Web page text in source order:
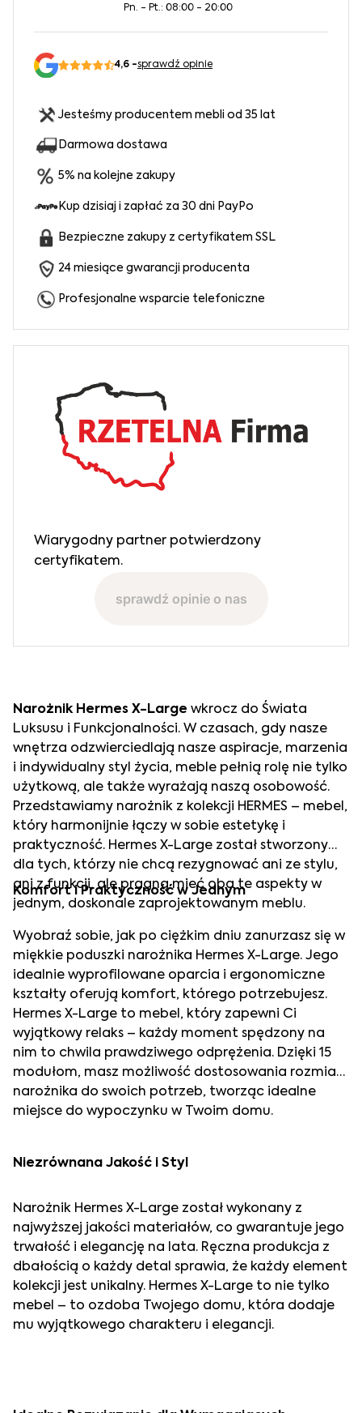
Pn. - Pt.: 08:00 - 20:00
4,6 -sprawdź opinie
Jesteśmy producentem mebli od 35 lat
Darmowa dostawa
5% na kolejne zakupy
Kup dzisiaj i zapłać za 30 dni PayPo
Bezpieczne zakupy z certyfikatem SSL
24 miesiące gwarancji producenta
Profesjonalne wsparcie telefoniczne
Wiarygodny partner potwierdzony
certyfikatem.
sprawdź opinie o nas
Narożnik Hermes X-Large wkrocz do Świata
Luksusu i Funkcjonalności. W czasach, gdy nasze
wnętrza odzwierciedlają nasze aspiracje, marzenia
i indywidualny styl życia, meble pełnią rolę nie tylko
użytkową, ale także wyrażają naszą osobowość.
Przedstawiamy narożnik z kolekcji HERMES – mebel,
który harmonijnie łączy w sobie estetykę i
praktyczność. Hermes X-Large został stworzony
dla tych, którzy nie chcą rezygnować ani ze stylu,
ani z funkcji, ale pragną mieć oba te aspekty w
jednym, doskonale zaprojektowanym meblu.
Komfort i Praktyczność w Jednym
Wyobraź sobie, jak po ciężkim dniu zanurzasz się w
miękkie poduszki narożnika Hermes X-Large. Jego
idealnie wyprofilowane oparcia i ergonomiczne
kształty oferują komfort, którego potrzebujesz.
Hermes X-Large to mebel, który zapewni Ci
wyjątkowy relaks – każdy moment spędzony na
nim to chwila prawdziwego odprężenia. Dzięki 15
modułom, masz możliwość dostosowania rozmiaru
narożnika do swoich potrzeb, tworząc idealne
miejsce do wypoczynku w Twoim domu.
Niezrównana Jakość i Styl
Narożnik Hermes X-Large został wykonany z
najwyższej jakości materiałów, co gwarantuje jego
trwałość i elegancję na lata. Ręczna produkcja z
dbałością o każdy detal sprawia, że każdy element
kolekcji jest unikalny. Hermes X-Large to nie tylko
mebel – to ozdoba Twojego domu, która dodaje
mu wyjątkowego charakteru i elegancji.